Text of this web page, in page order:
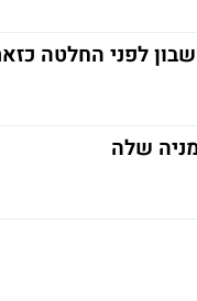
לפני החלטה
שלה